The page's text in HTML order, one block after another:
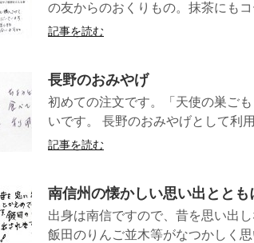
の友からのおくりもの。抹茶に
記事を読む
長野のおみやげ
初めての注文です。「天使の巣ご
いです。 長野のおみやげとして利
記事を読む
南信州の懐かしい思い出ととも
出身は南信ですので、昔を思い出
飯田のりんご並木等がなつかしく